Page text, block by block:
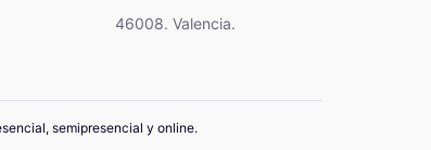
46008. Valencia.
semipresencial y online.